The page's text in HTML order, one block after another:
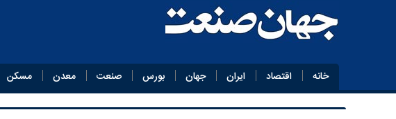
خانه اقتصاد ایران جهان بورس صنعت معدن مسکن